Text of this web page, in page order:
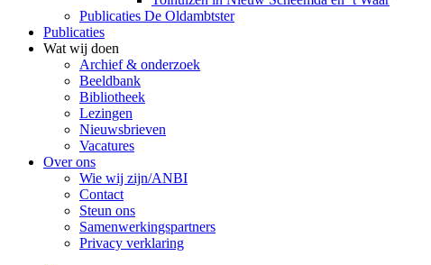
Publicaties De Oldambtster
Publicaties
Wat wij doen
Archief & onderzoek
Beeldbank
Bibliotheek
Lezingen
Nieuwsbrieven
Vacatures
Over ons
Wie wij zijn/ANBI
Contact
Steun ons
Samenwerkingspartners
Privacy verklaring